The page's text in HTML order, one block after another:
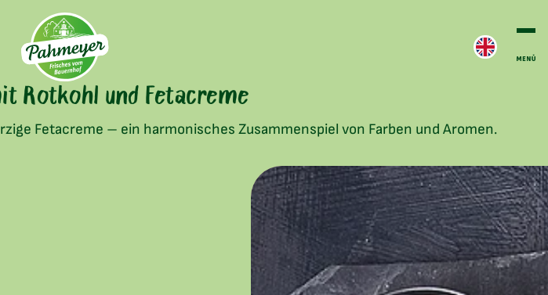
Rotkohl und Fetacreme
Fetacreme – ein harmonisches Zusammenspiel von Farben und Aromen.